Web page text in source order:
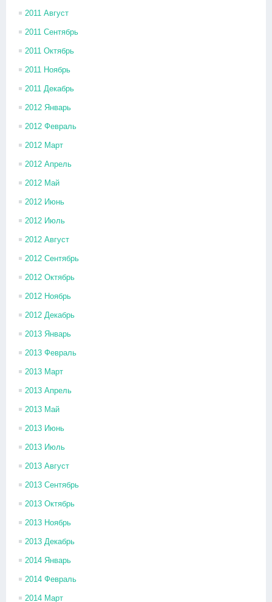
2011 Август
2011 Сентябрь
2011 Октябрь
2011 Ноябрь
2011 Декабрь
2012 Январь
2012 Февраль
2012 Март
2012 Апрель
2012 Май
2012 Июнь
2012 Июль
2012 Август
2012 Сентябрь
2012 Октябрь
2012 Ноябрь
2012 Декабрь
2013 Январь
2013 Февраль
2013 Март
2013 Апрель
2013 Май
2013 Июнь
2013 Июль
2013 Август
2013 Сентябрь
2013 Октябрь
2013 Ноябрь
2013 Декабрь
2014 Январь
2014 Февраль
2014 Март